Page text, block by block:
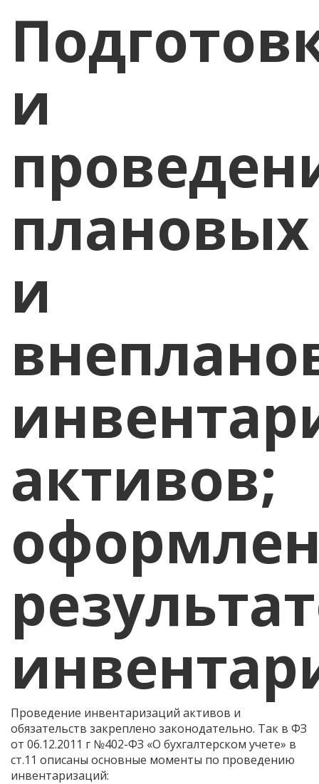
и
плановых
и
активов;
Проведение инвентаризаций активов и
обязательств закреплено законодательно. Так в ФЗ
от 06.12.2011 г №402-ФЗ «О бухгалтерском учете» в
ст.11 описаны основные моменты по проведению
инвентаризаций: